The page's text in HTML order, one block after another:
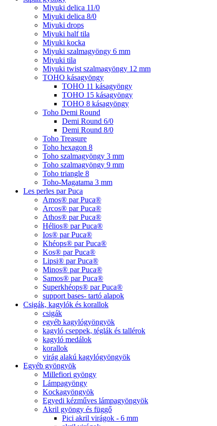
Miyuki delica 11/0
Miyuki delica 8/0
Miyuki drops
Miyuki half tila
Miyuki kocka
Miyuki szalmagyöngy 6 mm
Miyuki tila
Miyuki twist szalmagyöngy 12 mm
TOHO kásagyöngy
TOHO 11 kásagyöngy
TOHO 15 kásagyöngy
TOHO 8 kásagyöngy
Toho Demi Round
Demi Round 6/0
Demi Round 8/0
Toho Treasure
Toho hexagon 8
Toho szalmagyöngy 3 mm
Toho szalmagyöngy 9 mm
Toho triangle 8
Toho-Magatama 3 mm
Les perles par Puca
Amos® par Puca®
Arcos® par Puca®
Athos® par Puca®
Hélios® par Puca®
Ios® par Puca®
Khéops® par Puca®
Kos® par Puca®
Lipsi® par Puca®
Minos® par Puca®
Samos® par Puca®
Superkhéops® par Puca®
support bases- tartó alapok
Csigák, kagylók és korallok
csigák
egyéb kagylógyöngyök
kagyló cseppek, téglák és tallérok
kagyló medálok
korallok
virág alakú kagylógyöngyök
Egyéb gyöngyök
Millefiori gyöngy
Lámpagyöngy
Kockagyöngyök
Egyedi kézműves lámpagyöngyök
Akril gyöngy és függő
Pici akril virágok - 6 mm